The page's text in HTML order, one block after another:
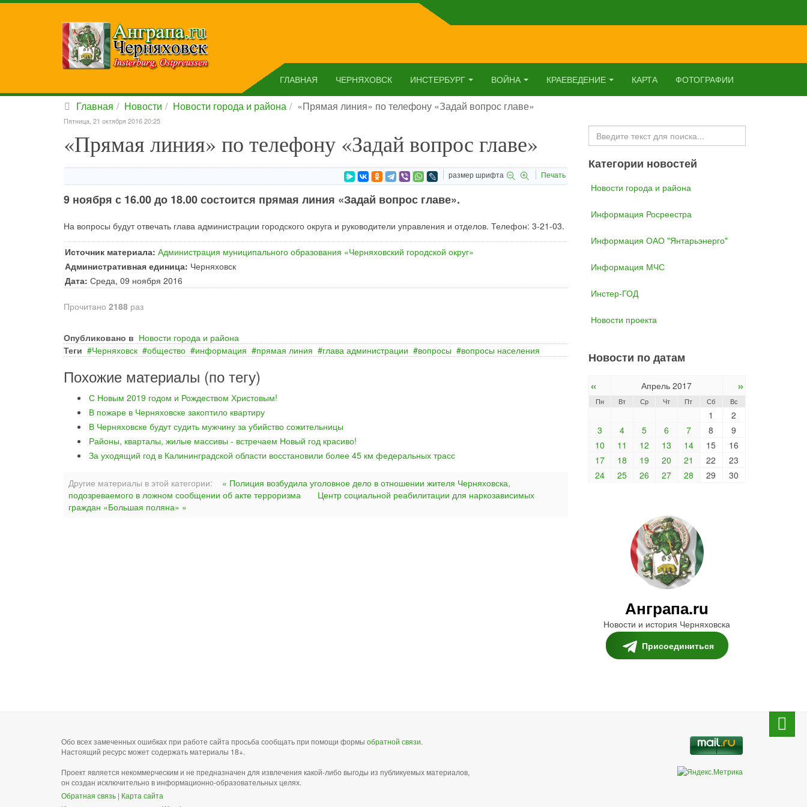
ГЛАВНАЯ ЧЕРНЯХОВСК ИНСТЕРБУРГ ВОЙНА КРАЕВЕДЕНИЕ КАРТА ФОТОГРАФИИ
Главная Новости Новости города и района «Прямая линия» по телефону «Задай вопрос главе»
Пятница, 21 октября 2016 20:25
«Прямая линия» по телефону «Задай вопрос главе»
размер шрифта Печать
9 ноября с 16.00 до 18.00 состоится прямая линия «Задай вопрос главе».
На вопросы будут отвечать глава администрации городского округа и руководители управления и отделов. Телефон: 3-21-03.
Источник материала: Администрация муниципального образования «Черняховский городской округ»
Административная единица: Черняховск
Дата: Среда, 09 ноября 2016
Прочитано 2188 раз
Опубликовано в Новости города и района
Теги
Черняховск общество информация прямая линия глава администрации вопросы вопросы населения
Похожие материалы (по тегу)
С Новым 2019 годом и Рождеством Христовым!
В пожаре в Черняховске закоптило квартиру
В Черняховске будут судить мужчину за убийство сожительницы
Районы, кварталы, жилые массивы - встречаем Новый год красиво!
За уходящий год в Калининградской области восстановили более 45 км федеральных трасс
Другие материалы в этой категории:
« Полиция возбудила уголовное дело в отношении жителя Черняховска,
подозреваемого в ложном сообщении об акте терроризма
Центр социальной реабилитации для наркозависимых
граждан «Большая поляна» »
Искать...
Категории новостей
Новости города и района
Информация Росреестра
Информация ОАО "Янтарьэнерго"
Информация МЧС
Инстер-ГОД
Новости проекта
Новости по датам
« Апрель 2017 »
Пн Вт Ср Чт Пт Сб Вс
1
2
3
4 5 6 7 8
9
10
11 12 13 14 15
16
17
18 19 20 21 22
23
24
25 26 27 28 29 30
Анграпа.ru
Новости и история Черняховска
Присоединиться
Обо всех замеченных ошибках при работе сайта просьба сообщать при помощи формы обратной связи.
Настоящий ресурс может содержать материалы 18+.
Проект является некоммерческим и не предназначен для извлечения какой-либо выгоды из публикуемых материалов,
он создан исключительно в информационно-образовательных целях.
Обратная связь | Карта сайта